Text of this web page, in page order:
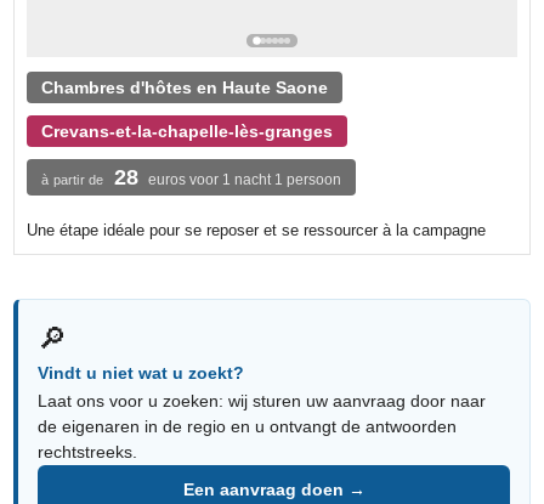
Chambres d'hôtes en Haute Saone
Crevans-et-la-chapelle-lès-granges
à partir de 28 euros voor 1 nacht 1 persoon
Une étape idéale pour se reposer et se ressourcer à la campagne
🔎
Vindt u niet wat u zoekt?
Laat ons voor u zoeken: wij sturen uw aanvraag door naar
de eigenaren in de regio en u ontvangt de antwoorden
rechtstreeks.
Een aanvraag doen →